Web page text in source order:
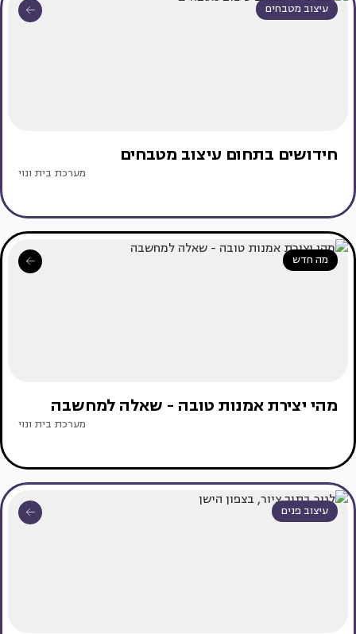
עיצוב מטבחים
חידושים בתחום עיצוב מטבחים
מערכת בית ונוי
מה חדש
מהי יצירת אמנות טובה - שאלה למחשבה
מערכת בית ונוי
עיצוב פנים